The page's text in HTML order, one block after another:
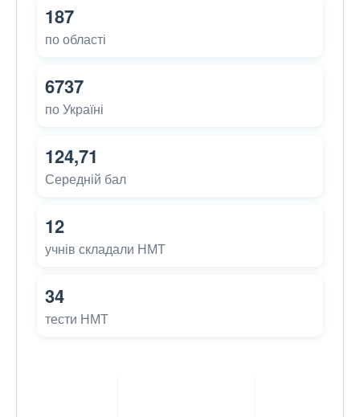
187
по області
6737
по Україні
124,71
Середній бал
12
учнів складали НМТ
34
тести НМТ